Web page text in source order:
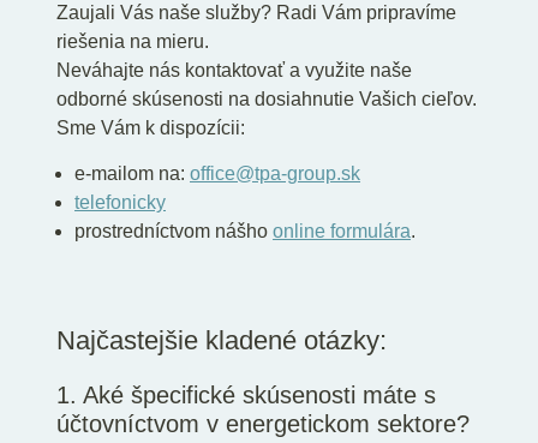
Zaujali Vás naše služby? Radi Vám pripravíme
riešenia na mieru.
Neváhajte nás kontaktovať a využite naše
odborné skúsenosti na dosiahnutie Vašich cieľov.
Sme Vám k dispozícii:
e-mailom na:office@tpa-group.sk
telefonicky
prostredníctvom nášhoonline formulára.
Najčastejšie kladené otázky:
1. Aké špecifické skúsenosti máte s
účtovníctvom v energetickom sektore?